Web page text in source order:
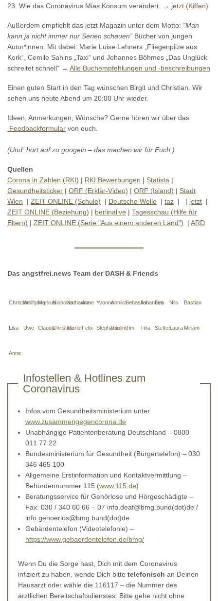
23: Wie das Coronavirus Mias Konsum verändert. → jetzt (Kiffen)
Außerdem empfiehlt das jetzt Magazin unter dem Motto: “Man
kann ja nicht immer nur Serien schauen” Bücher von jungen
Autor*innen. Mit dabei: Marie Luise Lehners „Fliegenpilze aus
Kork“, Cemile Sahins „Taxi“ und Johannes Böhmes „Das Unglück
schreitet schnell“ → Alle Buchempfehlungen und -beschreibungen
Einen guten Start in den Tag wünschen Birgit und Christian. Wir
sehen uns heute Abend um 20:00 Uhr wieder.
Ideen, Anmerkungen, Wünsche? Gerne hören wir über das
Feedbackformular von euch.
(Und: hört auf zu googeln – das machen wir für Euch.)
Quellen
Corona in Zahlen (RKI) | RKI Bewerbungen | Statista |
Gesundheitsticker | ORF (Erklär-Video) | ORF (Island) | Stadt
Wien | ZEIT ONLINE (Schule) | Deutsche Welle | taz | | jetzt |
ZEIT ONLINE (Beziehung) | berlinalive | Tagesschau (Hilfe für
Eltern) | ZEIT ONLINE (Serie "Aus einem anderen Land") | ARD
Das angstfrei.news Team der DASH & Friends
ChristianWolfgangMarkusNicholasKatharina
Anne YvonneAnnikaSebastianJohannes
Eva Nils Bastian
Lisa Uwe ClaudiaChristineMarlonFelix StephaniePaulineTim Tina SteffenLaura Miriam
Anne
Infostellen & Hotlines zum
Coronavirus
Infos vom Gesundheitsministerium unter
www.zusammengegencorona.de
Unabhängige Patientenberatung Deutschland – 0800
011 77 22
Bundesministerium für Gesundheit (Bürgertelefon) – 030
346 465 100
Allgemeine Erstinformation und Kontaktvermittlung –
Behördennummer 115 (www.115.de)
Beratungsservice für Gehörlose und Hörgeschädigte –
Fax: 030 / 340 60 66 – 07 info.deaf@bmg.bund(dot)de /
info.gehoerlos@bmg.bund(dot)de
Gebärdentelefon (Videotelefonie) –
https://www.gebaerdentelefon.de/bmg/
Wenn Du die Sorge hast, Dich mit dem Coronavirus
infiziert zu haben, wende Dich bitte telefonisch an Deinen
Hausarzt oder wähle die 116117 – die Nummer des
ärztlichen Bereitschaftsdienstes. Bitte gehe nicht ohne